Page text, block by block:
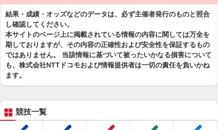
結果・成績・オッズなどのデータは、必ず主催者発行のものと照合
し確認してください。
本サイトのページ上に掲載されている情報の内容に関しては万全を
期しておりますが、その内容の正確性および安全性を保証するもの
ではありません。 当該情報に基づいて被ったいかなる損害について
も、株式会社NTTドコモおよび情報提供者は一切の責任を負いかね
ます。
競技一覧